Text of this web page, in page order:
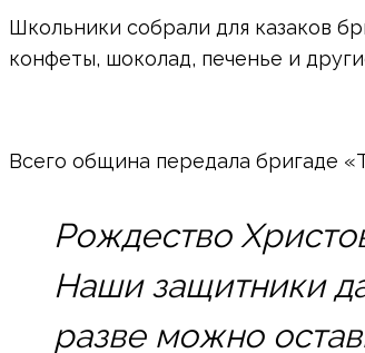
Школьники собрали для казаков
конфеты, шоколад, печенье и
Всего община передала бригаде
Рождество
Наши защитники
разве можно